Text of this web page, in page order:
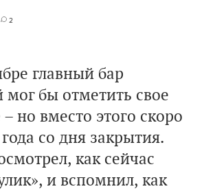
2
главный бар
мог бы отметить свое
но вместо этого скоро
со дня закрытия.
как сейчас
и вспомнил, как